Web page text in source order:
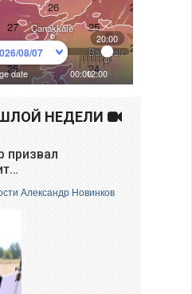
НЕДЕЛИ
призвал
Александр Новинков